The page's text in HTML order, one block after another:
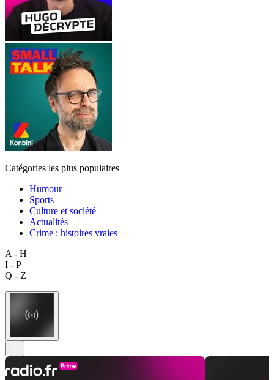
Catégories les plus populaires
Humour
Sports
Culture et société
Actualités
Crime : histoires vraies
A - H
I - P
Q - Z